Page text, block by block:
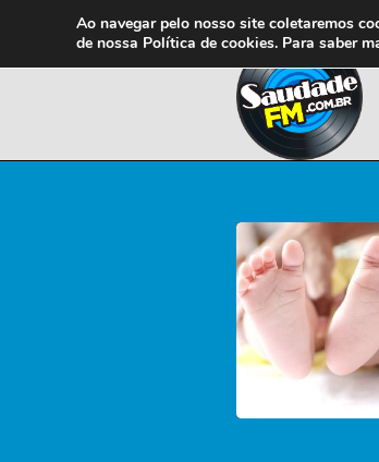
Ao navegar pelo nosso site coletaremos
de nossa Política de cookies. Para saber